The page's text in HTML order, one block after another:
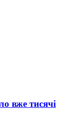
вже тисячі